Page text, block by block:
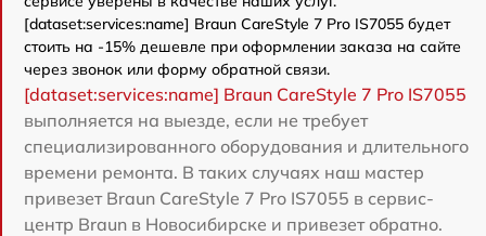
[dataset:services:name] Braun CareStyle 7 Pro IS7055 будет
стоить на -15% дешевле при оформлении заказа на сайте
через звонок или форму обратной связи.
[dataset:services:name] Braun CareStyle 7 Pro IS7055
выполняется на выезде, если не требует
специализированного оборудования и длительного
времени ремонта. В таких случаях наш мастер
привезет Braun CareStyle 7 Pro IS7055 в сервис-
центр Braun в Новосибирске и привезет обратно.